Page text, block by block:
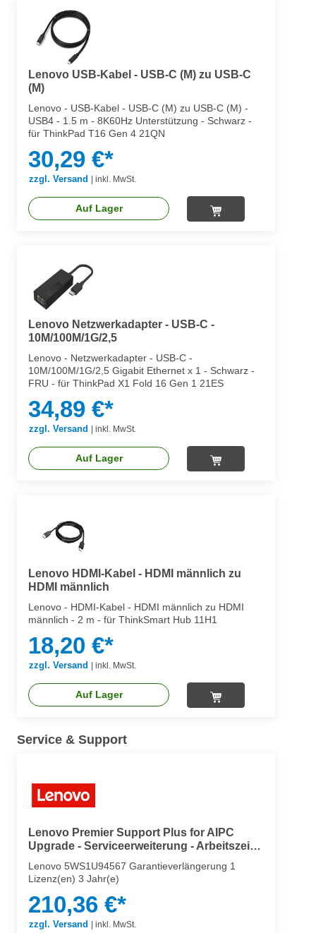
Lenovo USB-Kabel - USB-C (M) zu USB-C
(M)
Lenovo - USB-Kabel - USB-C (M) zu USB-C (M) -
USB4 - 1.5 m - 8K60Hz Unterstützung - Schwarz -
für ThinkPad T16 Gen 4 21QN
30,29 €*
zzgl. Versand inkl. MwSt.
Auf Lager
Lenovo Netzwerkadapter - USB-C -
10M/100M/1G/2,5
Lenovo - Netzwerkadapter - USB-C -
10M/100M/1G/2,5 Gigabit Ethernet x 1 - Schwarz -
FRU - für ThinkPad X1 Fold 16 Gen 1 21ES
34,89 €*
zzgl. Versand | inkl. MwSt.
Auf Lager
Lenovo HDMI-Kabel - HDMI männlich zu
HDMI männlich
Lenovo - HDMI-Kabel - HDMI männlich zu HDMI
männlich - 2 m - für ThinkSmart Hub 11H1
18,20 €*
zzgl. Versand inkl. MwSt.
Auf Lager
Service & Support
Lenovo Premier Support Plus for AIPC
Upgrade - Serviceerweiterung - Arbeitszeit
Lenovo 5WS1U94567 Garantieverlängerung 1
Lizenz(en) 3 Jahr(e)
210,36 €*
zzgl. Versand inkl. MwSt.